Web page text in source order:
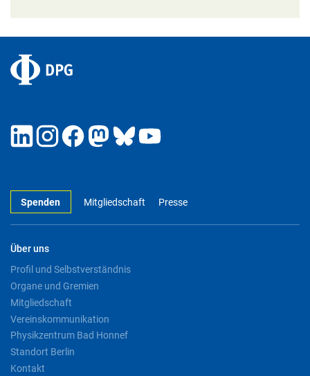
Spenden Mitgliedschaft Presse
Über uns
Profil und Selbstverständnis
Organe und Gremien
Mitgliedschaft
Vereinskommunikation
Physikzentrum Bad Honnef
Standort Berlin
Kontakt